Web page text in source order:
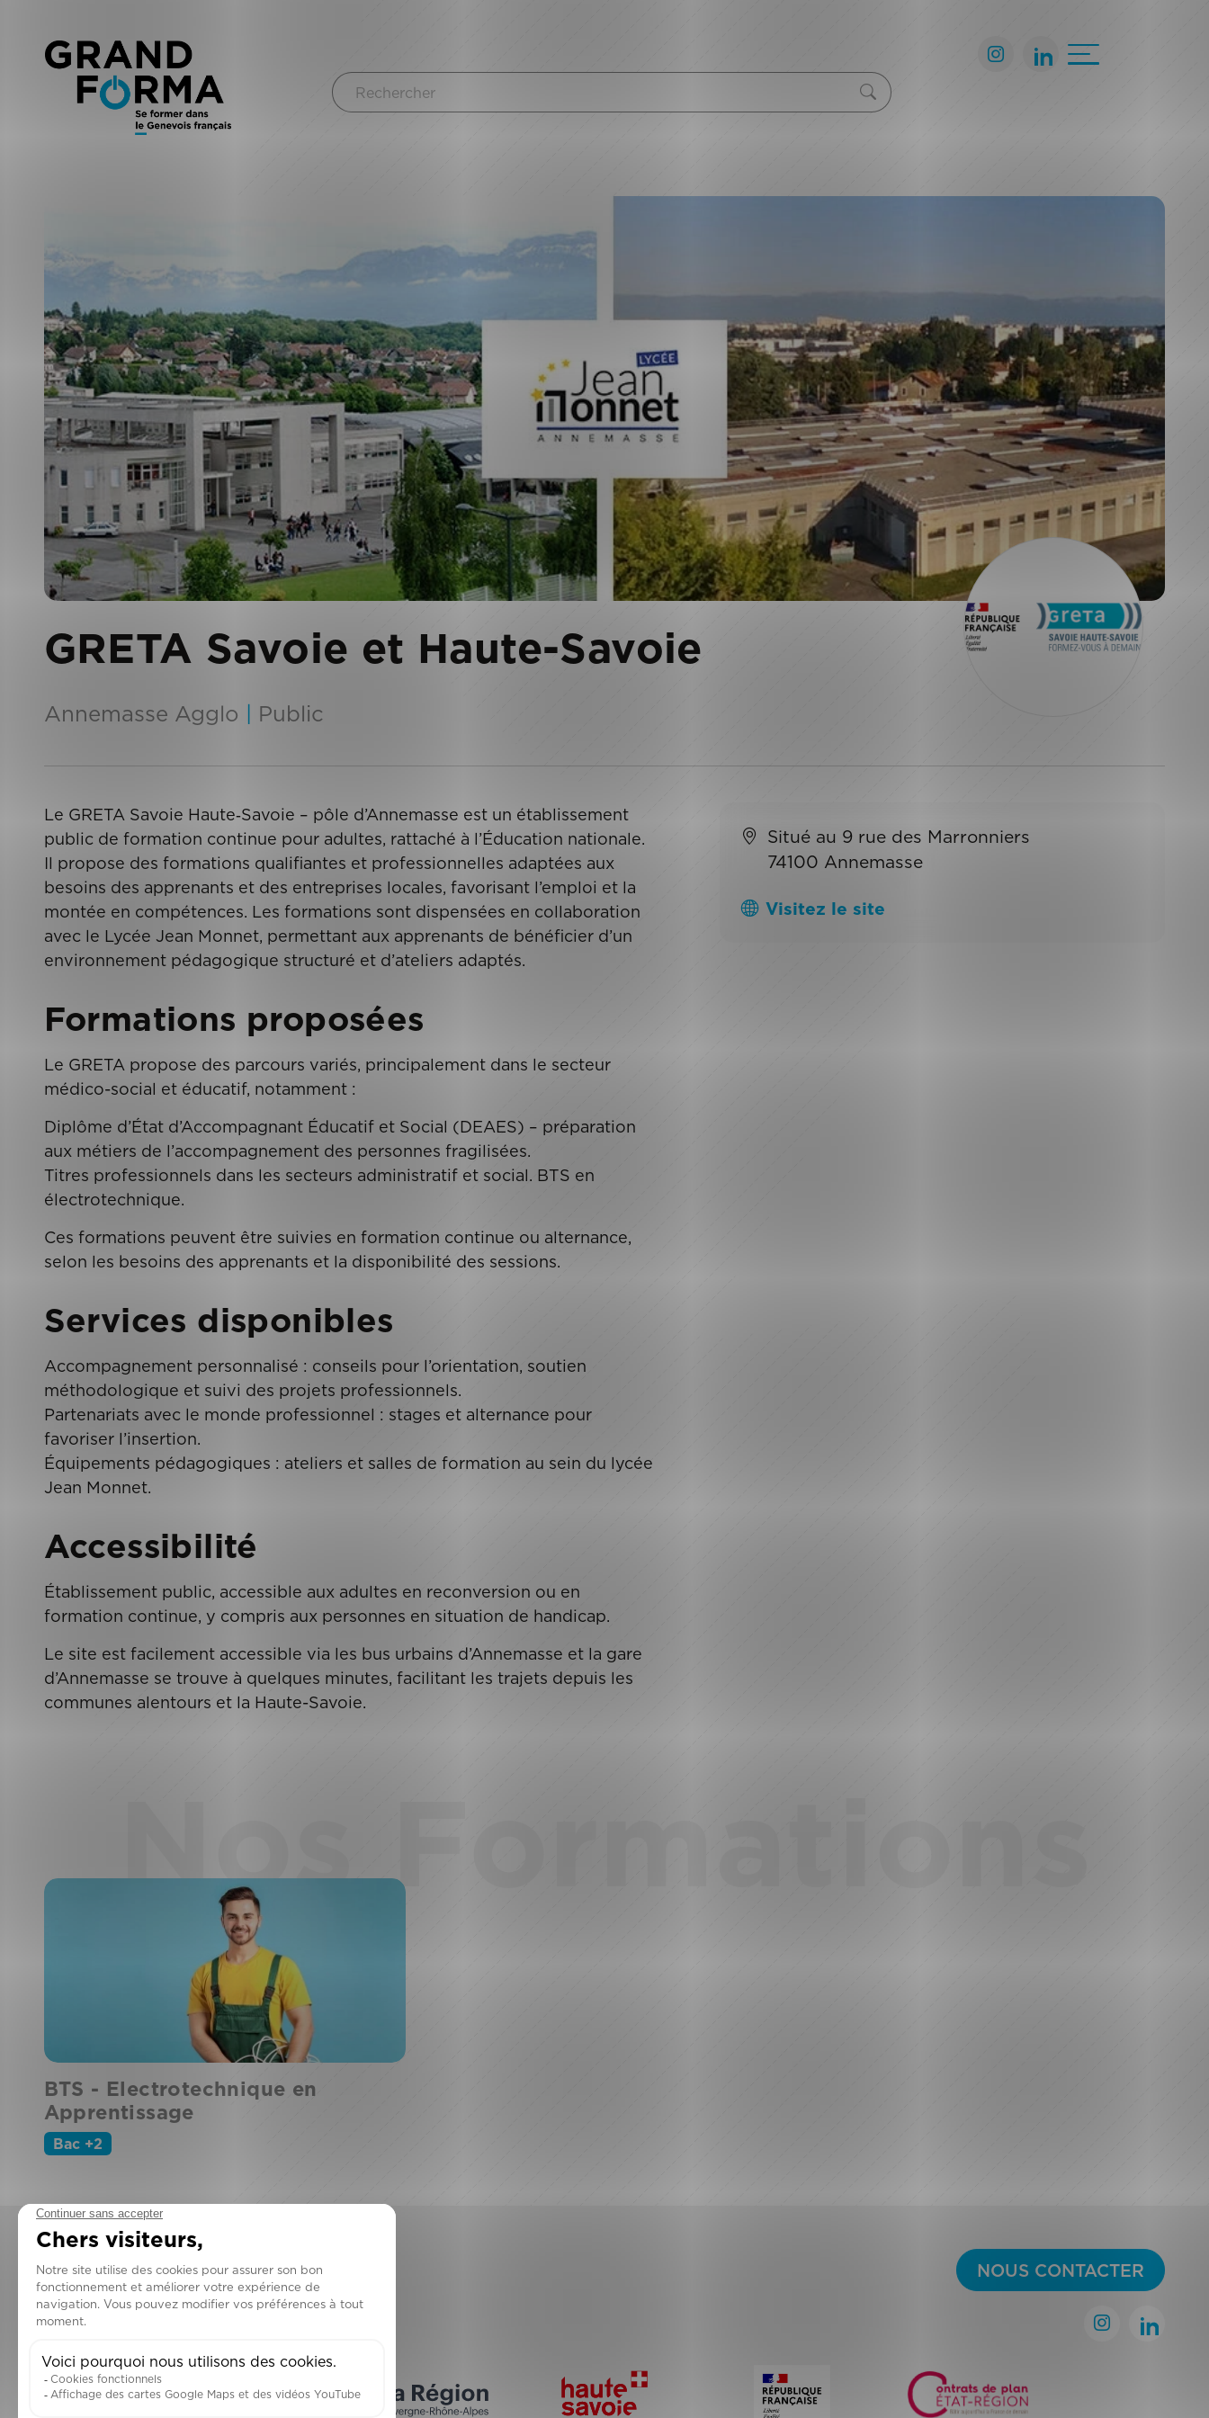
GRETA Savoie et Haute-Savoie
Annemasse Agglo | Public
Situé au 9 rue des Marronniers
74100 Annemasse
Visitez le site
Le GRETA Savoie Haute‑Savoie – pôle d’Annemasse est un établissement
public de formation continue pour adultes, rattaché à l’Éducation nationale.
Il propose des formations qualifiantes et professionnelles adaptées aux
besoins des apprenants et des entreprises locales, favorisant l’emploi et la
montée en compétences. Les formations sont dispensées en collaboration
avec le Lycée Jean Monnet, permettant aux apprenants de bénéficier d’un
environnement pédagogique structuré et d’ateliers adaptés.
Formations proposées
Le GRETA propose des parcours variés, principalement dans le secteur
médico-social et éducatif, notamment :
Diplôme d’État d’Accompagnant Éducatif et Social (DEAES) – préparation
aux métiers de l’accompagnement des personnes fragilisées.
Titres professionnels dans les secteurs administratif et social. BTS en
électrotechnique.
Ces formations peuvent être suivies en formation continue ou alternance,
selon les besoins des apprenants et la disponibilité des sessions.
Services disponibles
Accompagnement personnalisé : conseils pour l’orientation, soutien
méthodologique et suivi des projets professionnels.
Partenariats avec le monde professionnel : stages et alternance pour
favoriser l’insertion.
Équipements pédagogiques : ateliers et salles de formation au sein du lycée
Jean Monnet.
Accessibilité
Établissement public, accessible aux adultes en reconversion ou en
formation continue, y compris aux personnes en situation de handicap.
Le site est facilement accessible via les bus urbains d’Annemasse et la gare
d’Annemasse se trouve à quelques minutes, facilitant les trajets depuis les
communes alentours et la Haute-Savoie.
Nos Formations
BTS - Electrotechnique en
Apprentissage
Bac +2
NOUS CONTACTER